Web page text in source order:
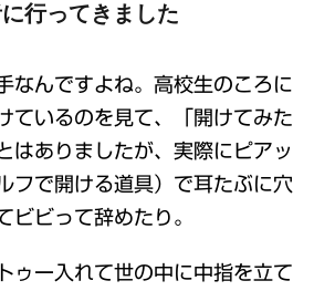
行ってきました
なんですよね。高校生のころに
ているのを見て、「開けてみた
はありましたが、実際にピアッ
フで開ける道具）で耳たぶに穴
ビビって辞めたり。
ゥー入れて世の中に中指を立て